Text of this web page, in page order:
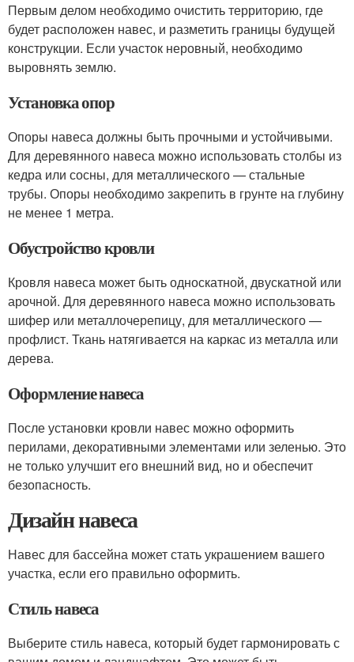
Первым делом необходимо очистить территорию, где
будет расположен навес, и разметить границы будущей
конструкции. Если участок неровный, необходимо
выровнять землю.
Установка опор
Опоры навеса должны быть прочными и устойчивыми.
Для деревянного навеса можно использовать столбы из
кедра или сосны, для металлического — стальные
трубы. Опоры необходимо закрепить в грунте на глубину
не менее 1 метра.
Обустройство кровли
Кровля навеса может быть односкатной, двускатной или
арочной. Для деревянного навеса можно использовать
шифер или металлочерепицу, для металлического —
профлист. Ткань натягивается на каркас из металла или
дерева.
Оформление навеса
После установки кровли навес можно оформить
перилами, декоративными элементами или зеленью. Это
не только улучшит его внешний вид, но и обеспечит
безопасность.
Дизайн навеса
Навес для бассейна может стать украшением вашего
участка, если его правильно оформить.
Стиль навеса
Выберите стиль навеса, который будет гармонировать с